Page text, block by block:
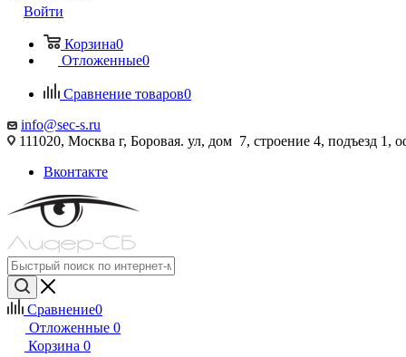
Войти
Корзина0
Отложенные0
Сравнение товаров0
info@sec-s.ru
111020, Москва г, Боровая. ул, дом 7, строение 4, подъезд 1,
Вконтакте
Сравнение0
Отложенные 0
Корзина 0